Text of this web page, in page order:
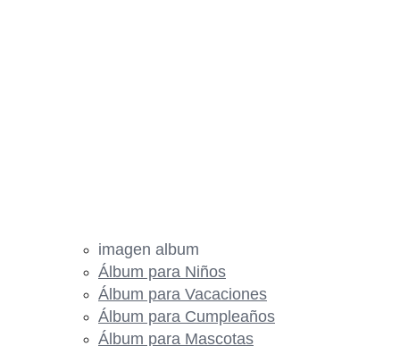
imagen album
Álbum para Niños
Álbum para Vacaciones
Álbum para Cumpleaños
Álbum para Mascotas